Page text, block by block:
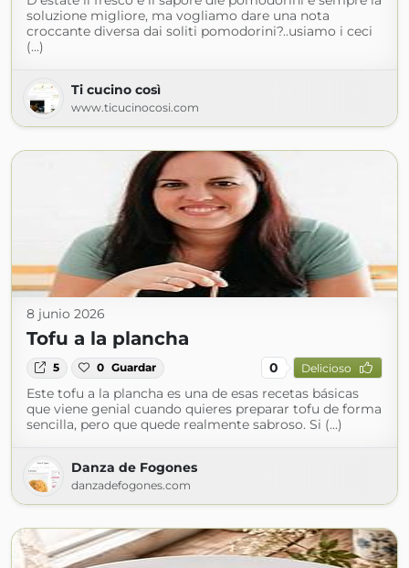
soluzione migliore, ma vogliamo dare una nota
croccante diversa dai soliti pomodorini?..usiamo i ceci
(...)
Ti cucino così
www.ticucinocosi.com
8 junio 2026
Tofu a la plancha
5 0 Guardar 0 Delicioso
Este tofu a la plancha es una de esas recetas básicas
que viene genial cuando quieres preparar tofu de forma
sencilla, pero que quede realmente sabroso. Si (...)
Danza de Fogones
danzadefogones.com